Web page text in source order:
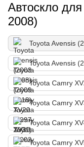
Автоскло
2008)
Toyota Avensis
Toyota Avensis
Toyota Camry
Toyota Camry
Toyota Camry
Toyota Camry